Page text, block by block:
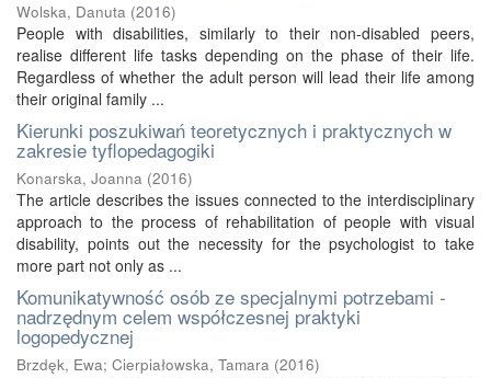
Wolska, Danuta (2016)
People with disabilities, similarly to their non-disabled peers,
realise different life tasks depending on the phase of their life.
Regardless of whether the adult person will lead their life among
their original family ...
Kierunki poszukiwań teoretycznych i praktycznych w
zakresie tyflopedagogiki
Konarska, Joanna (2016)
The article describes the issues connected to the interdisciplinary
approach to the process of rehabilitation of people with visual
disability, points out the necessity for the psychologist to take
more part not only as ...
Komunikatywność osób ze specjalnymi potrzebami -
nadrzędnym celem współczesnej praktyki
logopedycznej
Brzdęk, Ewa; Cierpiałowska, Tamara (2016)